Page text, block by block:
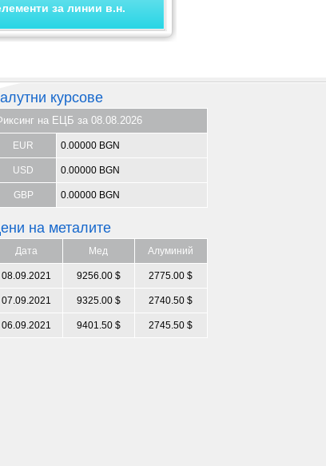
за линии в.н.
курсове
на ЕЦБ за 08.08.2026
EUR 0.00000 BGN
USD 0.00000 BGN
GBP 0.00000 BGN
на металите
Дата Мед Алуминий
08.09.2021 9256.00 $ 2775.00 $
07.09.2021 9325.00 $ 2740.50 $
06.09.2021 9401.50 $ 2745.50 $